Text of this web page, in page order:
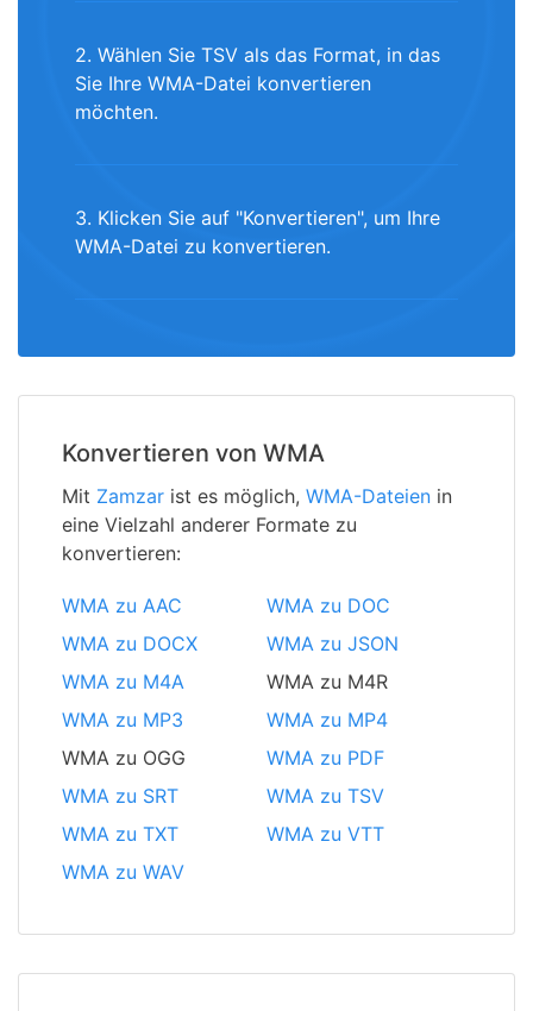
2. Wählen Sie TSV als das Format, in das
Sie Ihre WMA-Datei konvertieren
möchten.
3. Klicken Sie auf "Konvertieren", um Ihre
WMA-Datei zu konvertieren.
Konvertieren von WMA
Mit Zamzar ist es möglich, WMA-Dateien in
eine Vielzahl anderer Formate zu
konvertieren:
WMA zu AAC
WMA zu DOC
WMA zu DOCX
WMA zu JSON
WMA zu M4A
WMA zu M4R
WMA zu MP3
WMA zu MP4
WMA zu OGG
WMA zu PDF
WMA zu SRT
WMA zu TSV
WMA zu TXT
WMA zu VTT
WMA zu WAV